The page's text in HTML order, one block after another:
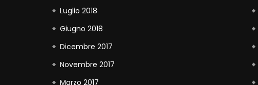
Luglio 2018
Giugno 2018
Dicembre 2017
Novembre 2017
Marzo 2017